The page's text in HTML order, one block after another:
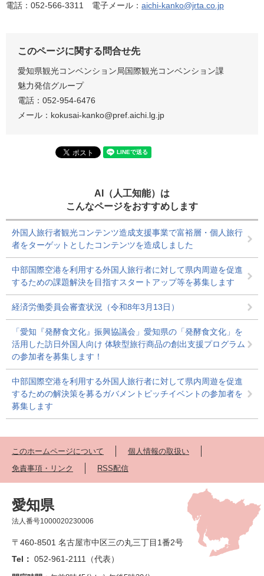
電話：052-566-3311 電子メール： aichi-kanko@jrta.co.jp
このページに関する問合せ先
愛知県観光コンベンション局国際観光コンベンション課
魅力発信グループ
電話：052-954-6476
メール：kokusai-kanko@pref.aichi.lg.jp
AI（人工知能）は
こんなページをおすすめします
外国人旅行者観光コンテンツ造成支援事業で富裕層・個人旅行
者をターゲットとしたコンテンツを造成しました
中部国際空港を利用する外国人旅行者に対して県内周遊を促進
するための課題解決を目指すスタートアップ等を募集します
経済労働委員会審査状況（令和8年3月13日）
「愛知『発酵食文化』振興協議会」愛知県の「発酵食文化」を
活用した訪日外国人向け 体験型旅行商品の創出支援プログラム
の参加者を募集します！
中部国際空港を利用する外国人旅行者に対して県内周遊を促進
するための解決策を募るガバメントピッチイベントの参加者を
募集します
このホームページについて
個人情報の取扱い
免責事項・リンク
RSS配信
愛知県
法人番号1000020230006
〒460-8501 名古屋市中区三の丸三丁目1番2号
Tel： 052-961-2111（代表）